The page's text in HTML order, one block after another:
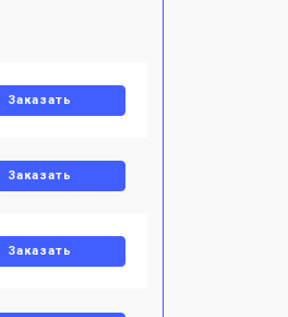
Заказать
Заказать
Заказать